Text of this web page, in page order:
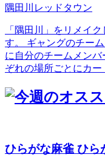
隅田川レッドタウン
「隅田川」をリメイ
す。 ギャングのチー
に自分のチームメン
ぞれの場所ごとにカー
ひらがな麻雀 ひら